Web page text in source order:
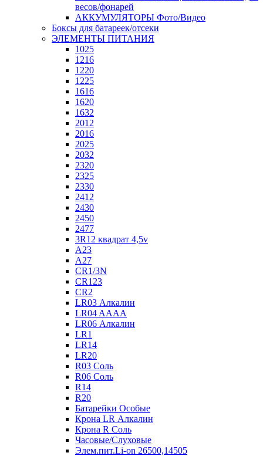
весов/фонарей
АККУМУЛЯТОРЫ Фото/Видео
Боксы для батареек/отсеки
ЭЛЕМЕНТЫ ПИТАНИЯ
1025
1216
1220
1225
1616
1620
1632
2012
2016
2025
2032
2320
2325
2330
2412
2430
2450
2477
3R12 квадрат 4,5v
A23
A27
CR1/3N
CR123
CR2
LR03 Алкалин
LR04 AAAA
LR06 Алкалин
LR1
LR14
LR20
R03 Соль
R06 Соль
R14
R20
Батарейки Особые
Крона LR Алкалин
Крона R Соль
Часовые/Слуховые
Элем.пит.Li-on 26500,14505